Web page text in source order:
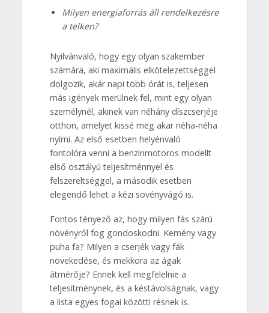
Milyen energiaforrás áll rendelkezésre
a telken?
Nyilvánvaló, hogy egy olyan szakember
számára, aki maximális elkötelezettséggel
dolgozik, akár napi több órát is, teljesen
más igények merülnek fel, mint egy olyan
személynél, akinek van néhány díszcserjéje
otthon, amelyet kissé meg akar néha-néha
nyírni. Az első esetben helyénvaló
fontolóra venni a benzinmotoros modellt
első osztályú teljesítménnyel és
felszereltséggel, a második esetben
elegendő lehet a kézi sövényvágó is.
Fontos tényező az, hogy milyen fás szárú
növényről fog gondoskodni. Kemény vagy
puha fa? Milyen a cserjék vagy fák
növekedése, és mekkora az ágak
átmérője? Ennek kell megfelelnie a
teljesítménynek, és a késtávolságnak, vagy
a lista egyes fogai közötti résnek is.